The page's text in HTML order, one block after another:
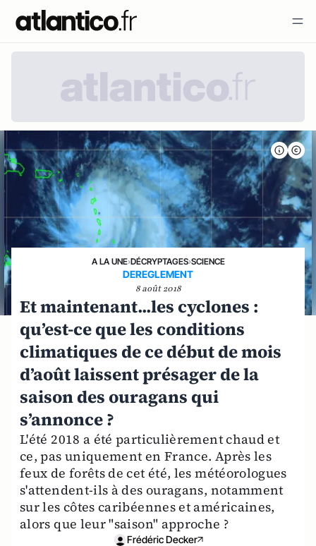
A LA UNE›DÉCRYPTAGES›SCIENCE
DEREGLEMENT
8 août 2018
Et maintenant...les cyclones :
qu’est-ce que les conditions
climatiques de ce début de mois
d’août laissent présager de la
saison des ouragans qui
s’annonce ?
L'été 2018 a été particulièrement chaud et
ce, pas uniquement en France. Après les
feux de forêts de cet été, les météorologues
s'attendent-ils à des ouragans, notamment
sur les côtes caribéennes et américaines,
alors que leur "saison" approche ?
Frédéric Decker